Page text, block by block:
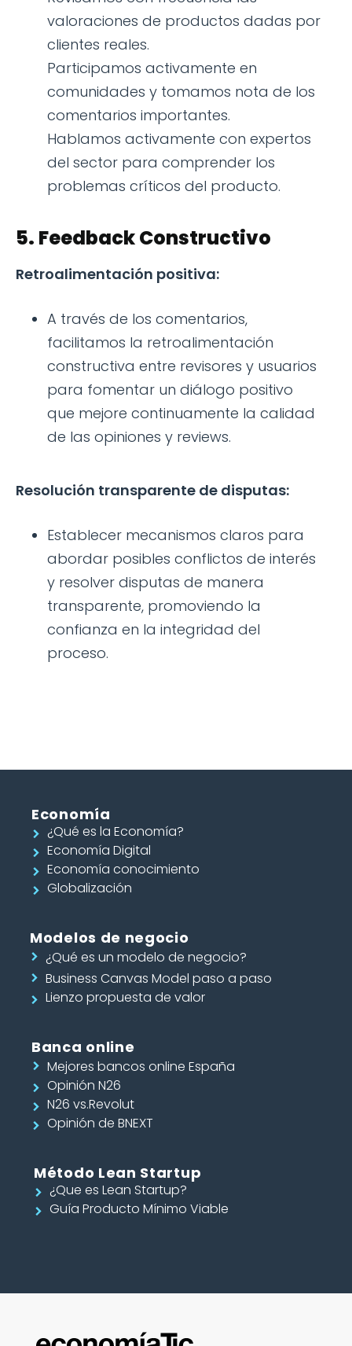
valoraciones de productos dadas por
clientes reales.
Participamos activamente en
comunidades y tomamos nota de los
comentarios importantes.
Hablamos activamente con expertos
del sector para comprender los
problemas críticos del producto.
5. Feedback Constructivo
Retroalimentación positiva:
A través de los comentarios,
facilitamos la retroalimentación
constructiva entre revisores y usuarios
para fomentar un diálogo positivo
que mejore continuamente la calidad
de las opiniones y reviews.
Resolución transparente de disputas:
Establecer mecanismos claros para
abordar posibles conflictos de interés
y resolver disputas de manera
transparente, promoviendo la
confianza en la integridad del
proceso.
Economía
¿Qué es la Economía?
Economía Digital
Economía conocimiento
Globalización
Modelos de negocio
¿Qué es un modelo de negocio?
Business Canvas Model paso a paso
Lienzo propuesta de valor
Banca online
Mejores bancos online España
Opinión N26
N26 vs.Revolut
Opinión de BNEXT
Método Lean Startup
¿Que es Lean Startup?
Guía Producto Mínimo Viable